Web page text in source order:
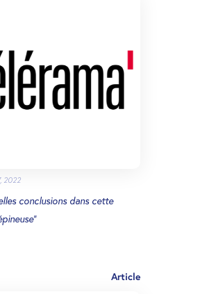
2022
conclusions dans cette
Article